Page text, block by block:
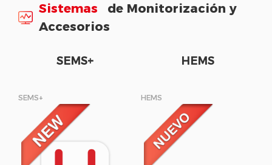
Sistemas
de Monitorización y
Accesorios
SEMS+
SEMS+
HEMS
HEMS